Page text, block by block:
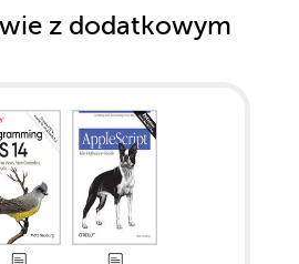
z dodatkowym